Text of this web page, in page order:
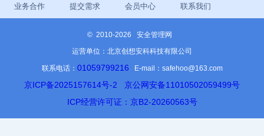
业务合作 提交需求 会员中心 联系我们
© 2010-2026 安全管理网
运营单位：北京创想安科科技有限公司
联系电话： 01059799216 E-mail：safehoo@163.com
京ICP备2025157614号-2
京公网安备11010502059499号
ICP经营许可证：京B2-20260563号